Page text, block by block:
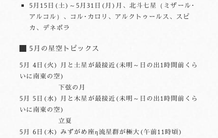
5月15日(土)～5月31日(月)月、北斗七星（ミザール･
アルコル）、コル･カロリ、アルクトゥールス、スピ
カ、デネボラ
5月の星空トピックス
5月 4日(火) 月と土星が最接近(未明～日の出1時間前くら
いに南東の空)
下弦の月
5月 5日(水) 月と木星が最接近(未明～日の出1時間前くら
いに南東の空)
立夏
5月 6日(木) みずがめ座η流星群が極大(午前11時頃)